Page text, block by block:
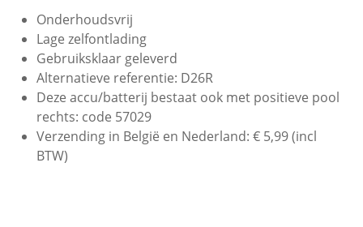
Onderhoudsvrij
Lage zelfontlading
Gebruiksklaar geleverd
Alternatieve referentie: D26R
Deze accu/batterij bestaat ook met positieve pool
rechts: code 57029
Verzending in België en Nederland: € 5,99 (incl
BTW)